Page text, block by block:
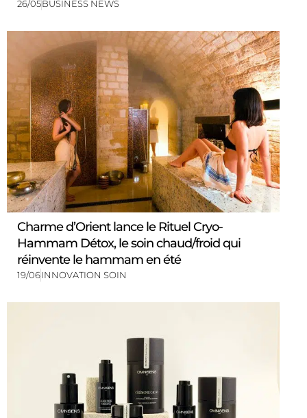
26/05BUSINESS NEWS
Charme d’Orient lance le Rituel Cryo-
Hammam Détox, le soin chaud/froid qui
réinvente le hammam en été
19/06INNOVATION SOIN